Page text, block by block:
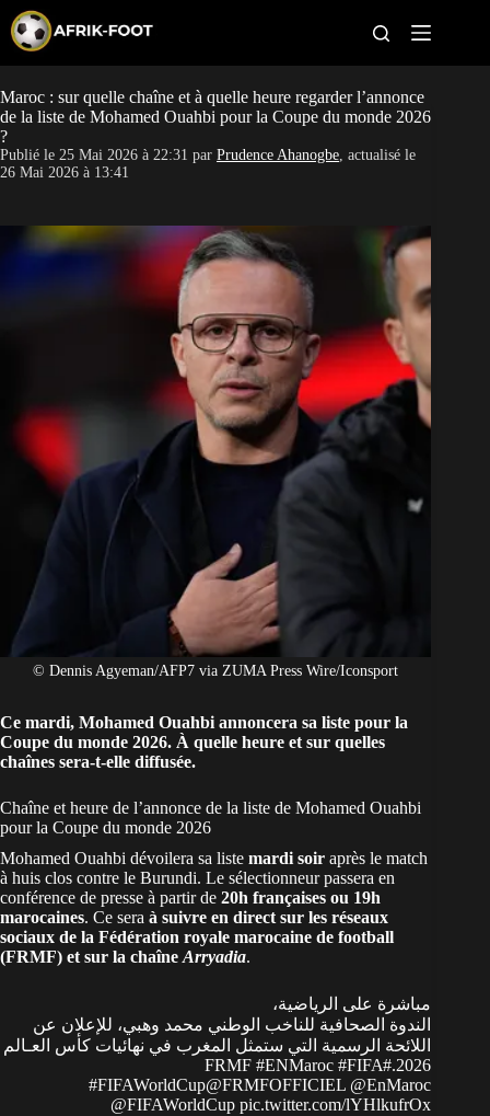
p
t
o
c
o
n
CAN féminine
CAN 2027
Clubs
Classement
Paris sportifs
Maroc : sur quelle chaîne et à quelle heure regarder l’annonce
de la liste de Mohamed Ouahbi pour la Coupe du monde 2026
?
Publié le 25 Mai 2026 à 22:31 par Prudence Ahanogbe, actualisé le
26 Mai 2026 à 13:41
© Dennis Agyeman/AFP7 via ZUMA Press Wire/Iconsport
Ce mardi, Mohamed Ouahbi annoncera sa liste pour la
Coupe du monde 2026. À quelle heure et sur quelles
chaînes sera-t-elle diffusée.
Chaîne et heure de l’annonce de la liste de Mohamed Ouahbi
pour la Coupe du monde 2026
Mohamed Ouahbi dévoilera sa liste mardi soir après le match
à huis clos contre le Burundi. Le sélectionneur passera en
conférence de presse à partir de 20h françaises ou 19h
marocaines. Ce sera à suivre en direct sur les réseaux
sociaux de la Fédération royale marocaine de football
(FRMF) et sur la chaîne Arryadia.
الندوة الصحافية للناخب الوطني محمد وهبي، للإعلان عن
اللائحة الرسمية التي ستمثل المغرب في نهائيات كأس العـالم
2026.
#FRMF
#ENMaroc #FIFA
#FIFAWorldCup@FRMFOFFICIEL @EnMaroc
@FIFAWorldCup pic.twitter.com/lYHlkufrOx